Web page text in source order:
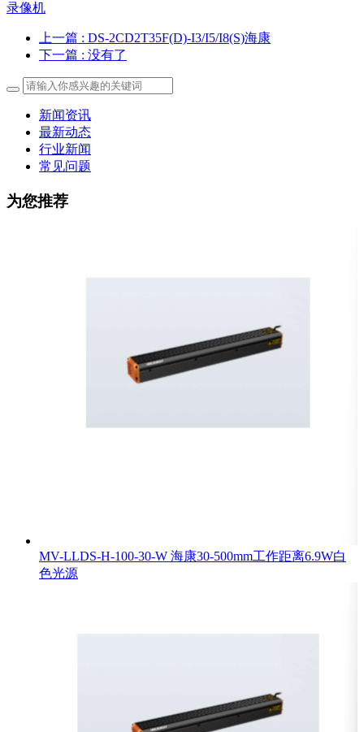
录像机
上一篇 : DS-2CD2T35F(D)-I3/I5/I8(S)海康
下一篇 : 没有了
新闻资讯
最新动态
行业新闻
常见问题
为您推荐
MV-LLDS-H-100-30-W 海康30-500mm工作距离6.9W白
色光源